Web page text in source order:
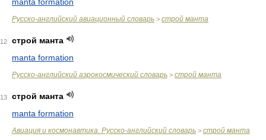
Русско-английский авиационный словарь > строй манта
12
строй манта
manta formation
Русско-английский аэрокосмический словарь > строй манта
13
строй манта
manta formation
Авиация и космонавтика. Русско-английский словарь > строй манта